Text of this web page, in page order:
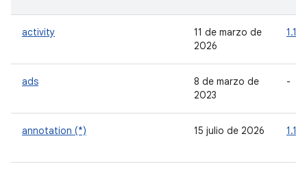
activity
11 de marzo de
2026
ads
8 de marzo de
2023
-
annotation (*) 15 julio de 2026